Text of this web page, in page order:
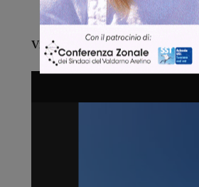
Visibile dalla Croce del Pratomagno